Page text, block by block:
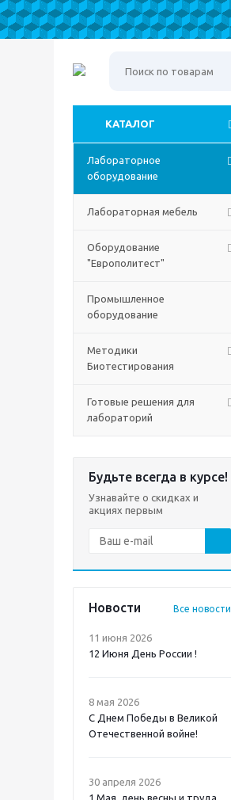
КАТАЛОГ
Лабораторное
оборудование
Лабораторная мебель
Оборудование
"Европолитест"
Промышленное
оборудование
Методики
Биотестирования
Готовые решения для
лабораторий
Будьте всегда в курсе!
Узнавайте о скидках и
акциях первым
Новости Все новости
11 июня 2026
12 Июня День России !
8 мая 2026
С Днем Победы в Великой
Отечественной войне!
30 апреля 2026
1 Мая, день весны и труда.